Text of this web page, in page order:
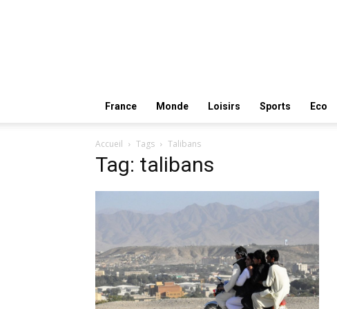
France Monde Loisirs Sports Eco
Accueil Tags Talibans
Tag: talibans